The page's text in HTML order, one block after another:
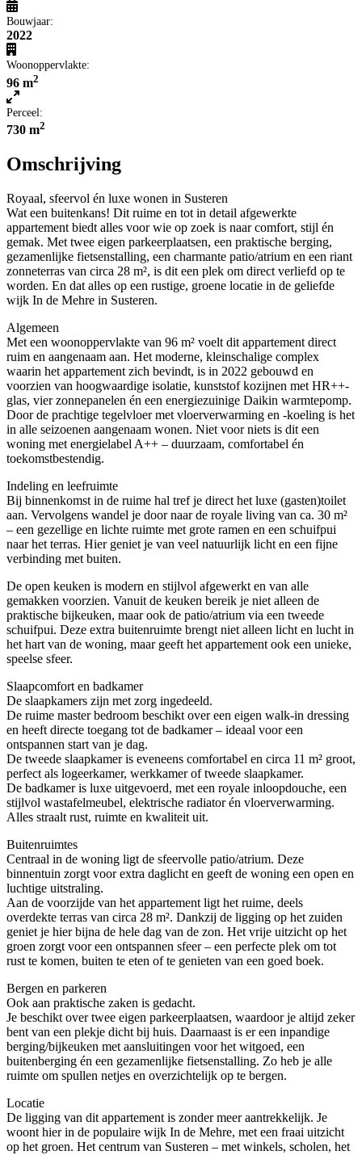
Bouwjaar:
2022
Woonoppervlakte:
96 m2
Perceel:
730 m2
Omschrijving
Royaal, sfeervol én luxe wonen in Susteren
Wat een buitenkans! Dit ruime en tot in detail afgewerkte
appartement biedt alles voor wie op zoek is naar comfort, stijl én
gemak. Met twee eigen parkeerplaatsen, een praktische berging,
gezamenlijke fietsenstalling, een charmante patio/atrium en een riant
zonneterras van circa 28 m², is dit een plek om direct verliefd op te
worden. En dat alles op een rustige, groene locatie in de geliefde
wijk In de Mehre in Susteren.
Algemeen
Met een woonoppervlakte van 96 m² voelt dit appartement direct
ruim en aangenaam aan. Het moderne, kleinschalige complex
waarin het appartement zich bevindt, is in 2022 gebouwd en
voorzien van hoogwaardige isolatie, kunststof kozijnen met HR++-
glas, vier zonnepanelen én een energiezuinige Daikin warmtepomp.
Door de prachtige tegelvloer met vloerverwarming en -koeling is het
in alle seizoenen aangenaam wonen. Niet voor niets is dit een
woning met energielabel A++ – duurzaam, comfortabel én
toekomstbestendig.
Indeling en leefruimte
Bij binnenkomst in de ruime hal tref je direct het luxe (gasten)toilet
aan. Vervolgens wandel je door naar de royale living van ca. 30 m²
– een gezellige en lichte ruimte met grote ramen en een schuifpui
naar het terras. Hier geniet je van veel natuurlijk licht en een fijne
verbinding met buiten.
De open keuken is modern en stijlvol afgewerkt en van alle
gemakken voorzien. Vanuit de keuken bereik je niet alleen de
praktische bijkeuken, maar ook de patio/atrium via een tweede
schuifpui. Deze extra buitenruimte brengt niet alleen licht en lucht in
het hart van de woning, maar geeft het appartement ook een unieke,
speelse sfeer.
Slaapcomfort en badkamer
De slaapkamers zijn met zorg ingedeeld.
De ruime master bedroom beschikt over een eigen walk-in dressing
en heeft directe toegang tot de badkamer – ideaal voor een
ontspannen start van je dag.
De tweede slaapkamer is eveneens comfortabel en circa 11 m² groot,
perfect als logeerkamer, werkkamer of tweede slaapkamer.
De badkamer is luxe uitgevoerd, met een royale inloopdouche, een
stijlvol wastafelmeubel, elektrische radiator én vloerverwarming.
Alles straalt rust, ruimte en kwaliteit uit.
Buitenruimtes
Centraal in de woning ligt de sfeervolle patio/atrium. Deze
binnentuin zorgt voor extra daglicht en geeft de woning een open en
luchtige uitstraling.
Aan de voorzijde van het appartement ligt het ruime, deels
overdekte terras van circa 28 m². Dankzij de ligging op het zuiden
geniet je hier bijna de hele dag van de zon. Het vrije uitzicht op het
groen zorgt voor een ontspannen sfeer – een perfecte plek om tot
rust te komen, buiten te eten of te genieten van een goed boek.
Bergen en parkeren
Ook aan praktische zaken is gedacht.
Je beschikt over twee eigen parkeerplaatsen, waardoor je altijd zeker
bent van een plekje dicht bij huis. Daarnaast is er een inpandige
berging/bijkeuken met aansluitingen voor het witgoed, een
buitenberging én een gezamenlijke fietsenstalling. Zo heb je alle
ruimte om spullen netjes en overzichtelijk op te bergen.
Locatie
De ligging van dit appartement is zonder meer aantrekkelijk. Je
woont hier in de populaire wijk In de Mehre, met een fraai uitzicht
op het groen. Het centrum van Susteren – met winkels, scholen, het